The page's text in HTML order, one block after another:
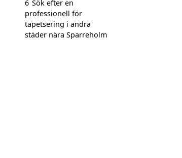
6 Sök efter en
professionell för
tapetsering i andra
städer nära Sparreholm